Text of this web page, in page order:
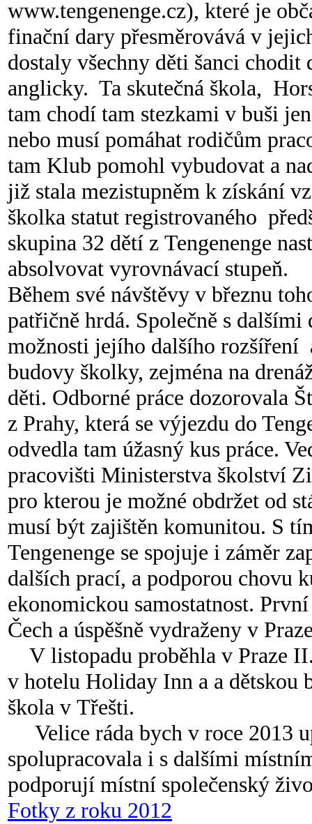
www.tengenenge.cz), které je
finační dary přesměrovává v
dostaly všechny děti šanci
anglicky. Ta skutečná škola,
tam chodí tam stezkami v buši
nebo musí pomáhat rodičům
tam Klub pomohl vybudovat a
již stala mezistupněm k získání
školka statut registrovaného
skupina 32 dětí z Tengenenge
absolvovat vyrovnávací stupeň.
Během své návštěvy v březnu
patřičně hrdá. Společně s
možnosti jejího dalšího rozšíření
budovy školky, zejména na
děti. Odborné práce dozorovala
z Prahy, která se výjezdu do
odvedla tam úžasný kus práce.
pracovišti Ministerstva školství
pro kterou je možné obdržet od
musí být zajištěn komunitou. S
Tengenenge se spojuje i záměr
dalších prací, a podporou chovu
ekonomickou samostatnost.
Čech a úspěšně vydraženy v
V listopadu proběhla v Praze
v hotelu Holiday Inn a a dětskou
škola v Třešti.
Velice ráda bych v roce 2013
spolupracovala i s dalšími
podporují místní společenský
Fotky z roku 2012